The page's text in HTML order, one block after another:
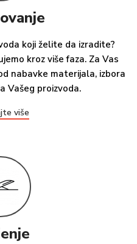
koji želite da izradite?
kroz više faza. Za Vas
nabavke materijala, izbora
Vašeg proizvoda.
više